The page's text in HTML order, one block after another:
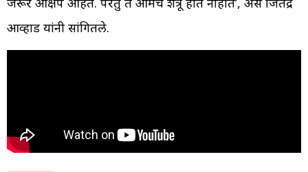
आव्हाड यांनी सांगितले.